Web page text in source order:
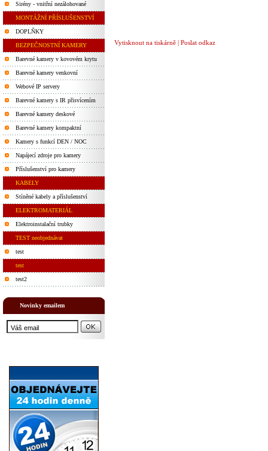
Sirény - vnitřní nezálohované
MONTÁŽNÍ PŘÍSLUŠENSTVÍ
DOPLŇKY
BEZPEČNOSTNÍ KAMERY
Barevné kamery v kovovém krytu
Barevné kamery venkovní
Webové IP servery
Barevné kamery s IR přisvícením
Barevné kamery deskové
Barevné kamery kompaktní
Kamery s funkcí DEN / NOC
Napájecí zdroje pro kamery
Příslušenství pro kamery
KABELY
Stíněné kabely a příslušenství
ELEKTROMATERIÁL
Elektroinstalační trubky
TEST neobjednávat
test
test
test2
Novinky emailem
Vytisknout na tiskárně | Poslat odkaz